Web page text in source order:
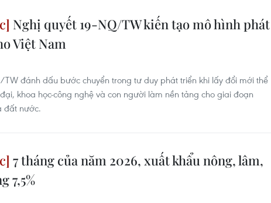
Nghị quyết 19-NQ/TW kiến tạo mô hình phát
Việt Nam
TW đánh dấu bước chuyển trong tư duy phát triển khi lấy đổi mới thể
khoa học-công nghệ và con người làm nền tảng cho giai đoạn
đất nước.
7 tháng của năm 2026, xuất khẩu nông, lâm,
7,5%